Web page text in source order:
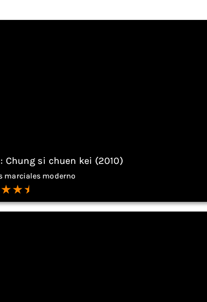
Chung si chuen kei (2010)
marciales moderno